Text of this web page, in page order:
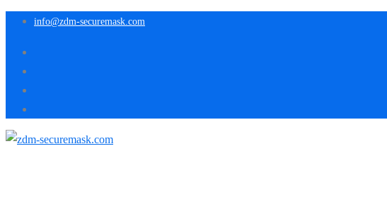
info@zdm-securemask.com